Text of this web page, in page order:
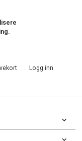
Logg inn